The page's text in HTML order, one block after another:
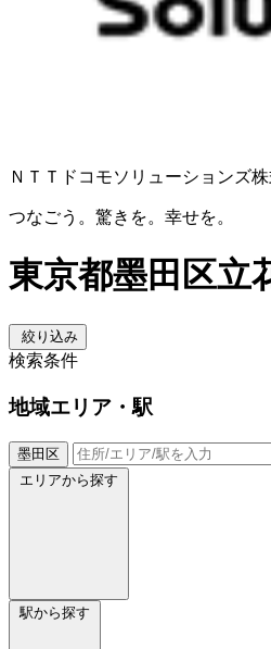
ＮＴＴドコモソリューションズ
つなごう。驚きを。幸せを。
東京都墨田区立
絞り込み
検索条件
地域エリア・駅
墨田区
エリアから探す
駅から探す